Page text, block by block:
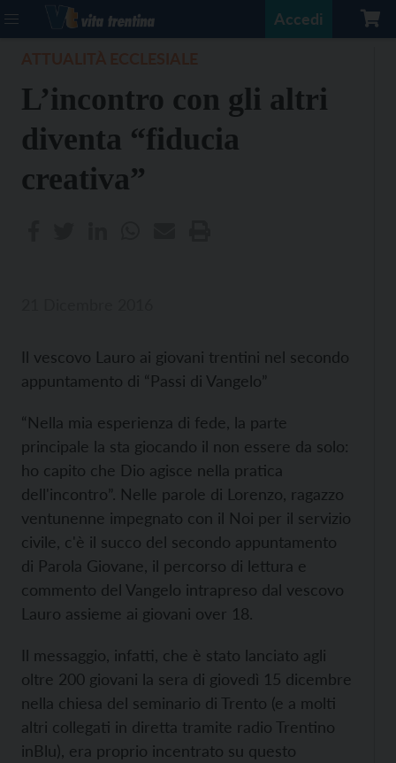
Accedi
L’incontro con gli altri
diventa “fiducia
creativa”
Il vescovo Lauro ai giovani trentini nel secondo
appuntamento di “Passi di Vangelo”
“Nella mia esperienza di fede, la parte
principale la sta giocando il non essere da solo:
ho capito che Dio agisce nella pratica
dell'incontro”. Nelle parole di Lorenzo, ragazzo
ventunenne impegnato con il Noi per il servizio
civile, c'è il succo del secondo appuntamento
di Parola Giovane, il percorso di lettura e
commento del Vangelo intrapreso dal vescovo
Lauro assieme ai giovani over 18.
Il messaggio, infatti, che è stato lanciato agli
oltre 200 giovani la sera di giovedì 15 dicembre
nella chiesa del seminario di Trento (e a molti
altri collegati in diretta tramite radio Trentino
inBlu), era proprio incentrato su questo